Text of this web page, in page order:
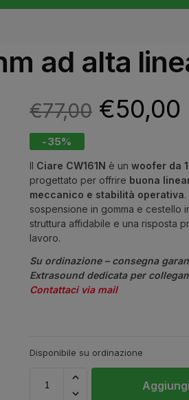
ad alta
€77,00 €50,00
-35%
Il Ciare CW161N è unwoofer da
progettato per offrire buona
meccanico e stabilità operativa
sospensione in gomma e cestello
struttura affidabile e una risposta
lavoro.
Su ordinazione – consegna
Extrasound dedicata per
Contattaci via mail
Disponibile su ordinazione